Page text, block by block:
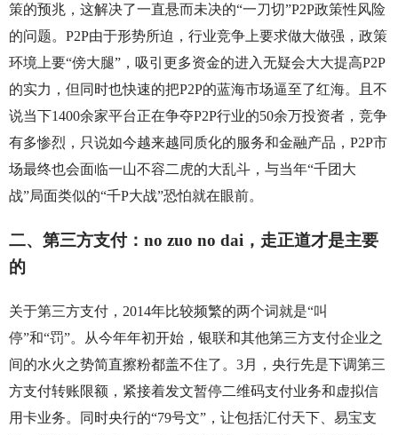
策的预兆，这解决了一直悬而未决的“一刀切”P2P政策性风险
的问题。P2P由于形势所迫，行业竞争上要求做大做强，政策
环境上要“傍大腿”，吸引更多资金的进入无疑会大大提高P2P
的实力，但同时也快速的把P2P的蓝海市场逼至了红海。且不
说当下1400余家平台正在争夺P2P行业的50余万投资者，竞争
有多惨烈，只说如今越来越同质化的服务和金融产品，P2P市
场最终也会面临一山不容二虎的大乱斗，与当年“千团大
战”局面类似的“千P大战”恐怕就在眼前。
二、第三方支付：no zuo no dai，走正道才是主要
的
关于第三方支付，2014年比较频繁的两个词就是“叫
停”和“罚”。从今年年初开始，银联和其他第三方支付企业之
间的水火之势简直擦粉都盖不住了。3月，央行先是下调第三
方支付转账限额，紧接着发文暂停二维码支付业务和虚拟信
用卡业务。同时央行的“79号文”，让包括汇付天下、易宝支